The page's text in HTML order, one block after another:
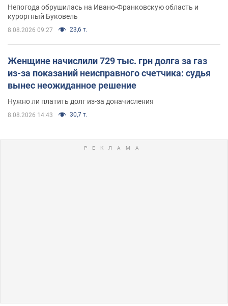
Непогода обрушилась на Ивано-Франковскую область и
курортный Буковель
8.08.2026 09:27 23,6 т.
Женщине начислили 729 тыс. грн долга за газ
из-за показаний неисправного счетчика: судья
вынес неожиданное решение
Нужно ли платить долг из-за доначисления
8.08.2026 14:43 30,7 т.